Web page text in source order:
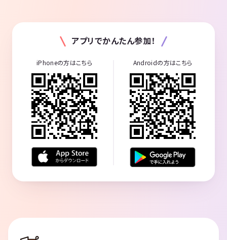
アプリでかんたん参加！
iPhoneの方はこちら Androidの方はこちら